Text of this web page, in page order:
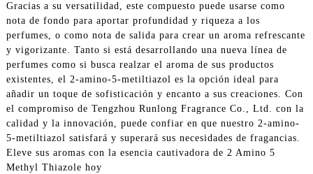
Gracias a su versatilidad, este compuesto puede usarse como
nota de fondo para aportar profundidad y riqueza a los
perfumes, o como nota de salida para crear un aroma refrescante
y vigorizante. Tanto si está desarrollando una nueva línea de
perfumes como si busca realzar el aroma de sus productos
existentes, el 2-amino-5-metiltiazol es la opción ideal para
añadir un toque de sofisticación y encanto a sus creaciones. Con
el compromiso de Tengzhou Runlong Fragrance Co., Ltd. con la
calidad y la innovación, puede confiar en que nuestro 2-amino-
5-metiltiazol satisfará y superará sus necesidades de fragancias.
Eleve sus aromas con la esencia cautivadora de 2 Amino 5
Methyl Thiazole hoy